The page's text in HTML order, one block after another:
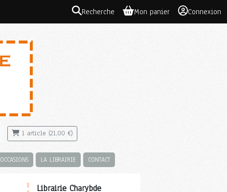
Recherche Mon panier Connexion
1 article (21,00 €)
OCCASIONS LA LIBRAIRIE CONTACT
Librairie Charybde